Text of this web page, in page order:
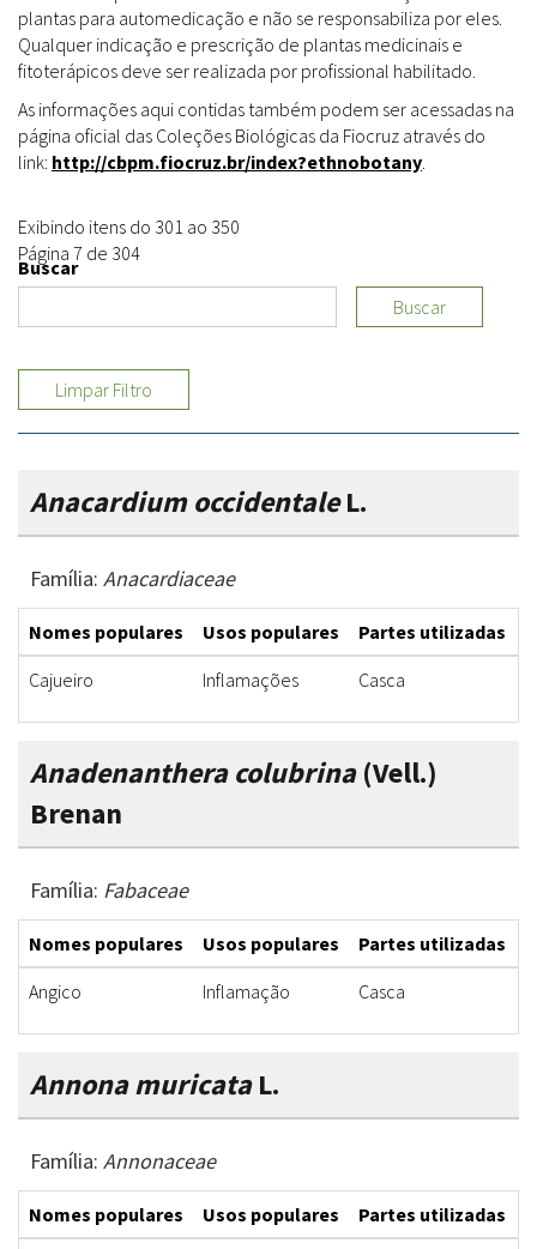
plantas para automedicação e não se responsabiliza por eles.
Qualquer indicação e prescrição de plantas medicinais e
fitoterápicos deve ser realizada por profissional habilitado.
As informações aqui contidas também podem ser acessadas na
página oficial das Coleções Biológicas da Fiocruz através do
link: http://cbpm.fiocruz.br/index?ethnobotany.
Exibindo itens do 301 ao 350
Página 7 de 304
Buscar
Buscar
Limpar Filtro
Anacardium occidentaleL.
Família: Anacardiaceae
Nomes populares Usos populares Partes utilizadas
Cajueiro
Inflamações Casca
Anadenanthera colubrina(Vell.)
Brenan
Família: Fabaceae
Nomes populares Usos populares Partes utilizadas
Angico
Inflamação Casca
Annona muricataL.
Família: Annonaceae
Nomes populares Usos populares Partes utilizadas